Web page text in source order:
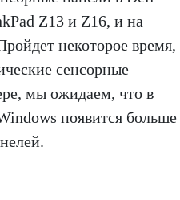
Z13 и Z16, и на
некоторое время,
сенсорные
мы ожидаем, что в
появится больше